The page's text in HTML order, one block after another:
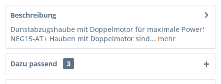
Beschreibung
Dunstabzugshaube mit Doppelmotor für maximale Power!
NEG15-AT+ Hauben mit Doppelmotor sind... mehr
Dazu passend 3